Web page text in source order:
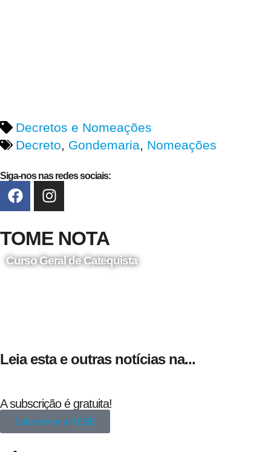
Decretos e Nomeações
Decreto, Gondemaria, Nomeações
Siga-nos nas redes sociais:
TOME NOTA
Curso Geral de Catequista
Leia esta e outras notícias na...
A subscrição é gratuita!
Subscrever a REDE